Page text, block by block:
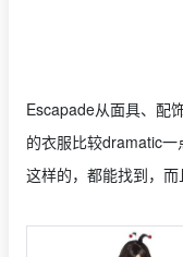
Escapade从面具、配
的衣服比较dramatic
这样的，都能找到，而